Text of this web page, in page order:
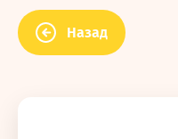
Назад